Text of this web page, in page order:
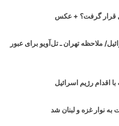
قرار گرفت؟ + عکس
ملاحظه تهران ـ تل‌آویو برای عبور
اقدام رژیم اسرائیل
به نوار غزه و لبنان شد